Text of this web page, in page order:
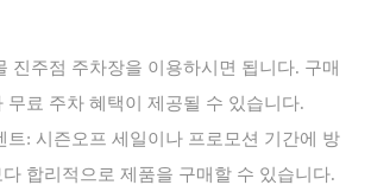
진주점 주차장을 이용하시면 됩니다. 구매
무료 주차 혜택이 제공될 수 있습니다.
트: 시즌오프 세일이나 프로모션 기간에 방
합리적으로 제품을 구매할 수 있습니다.